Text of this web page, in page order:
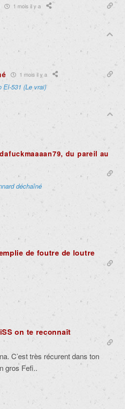
1 mois il y a
1 mois il y a
El-531 (Le vrai)
du pareil au
déchaîné
de foutre de loutre
on te reconnaît
C’est très récurent dans ton
gros Fefi..